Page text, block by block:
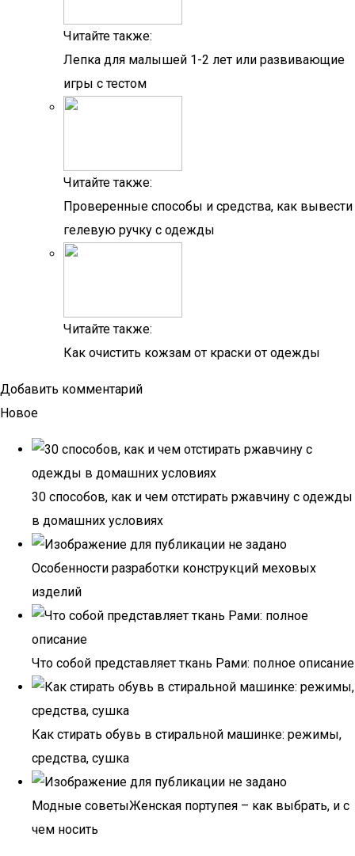
Читайте также:
Лепка для малышей 1-2 лет или развивающие
игры с тестом
Читайте также:
Проверенные способы и средства, как вывести
гелевую ручку с одежды
Читайте также:
Как очистить кожзам от краски от одежды
Добавить комментарий
Новое
30 способов, как и чем отстирать ржавчину с одежды
в домашних условиях
Особенности разработки конструкций меховых
изделий
Что собой представляет ткань Рами: полное описание
Как стирать обувь в стиральной машинке: режимы,
средства, сушка
Модные советыЖенская портупея – как выбрать, и с
чем носить